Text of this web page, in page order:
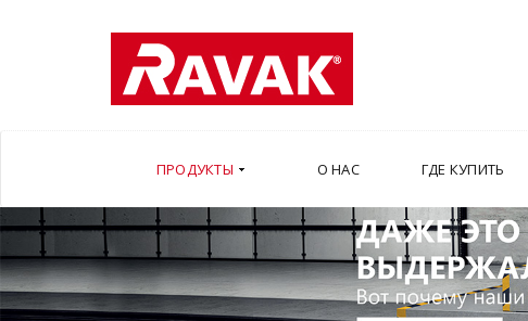
ПРОДУКТЫ О НАС ГДЕ КУПИТЬ